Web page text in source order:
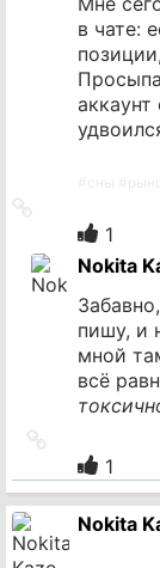
в чате:
источник
1
Nokita
пишу, и
мной
всё
источник
1
Nokita